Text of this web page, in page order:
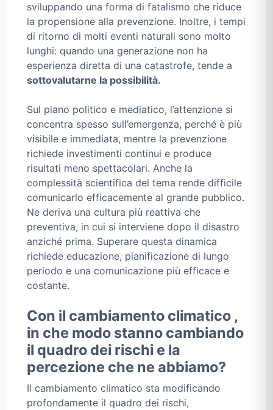
sviluppando una forma di fatalismo che riduce
la propensione alla prevenzione. Inoltre, i tempi
di ritorno di molti eventi naturali sono molto
lunghi: quando una generazione non ha
esperienza diretta di una catastrofe, tende a
sottovalutarne la possibilità.
Sul piano politico e mediatico, l’attenzione si
concentra spesso sull’emergenza, perché è più
visibile e immediata, mentre la prevenzione
richiede investimenti continui e produce
risultati meno spettacolari. Anche la
complessità scientifica del tema rende difficile
comunicarlo efficacemente al grande pubblico.
Ne deriva una cultura più reattiva che
preventiva, in cui si interviene dopo il disastro
anziché prima. Superare questa dinamica
richiede educazione, pianificazione di lungo
periodo e una comunicazione più efficace e
costante.
Con il cambiamento climatico ,
in che modo stanno cambiando
il quadro dei rischi e la
percezione che ne abbiamo?
Il cambiamento climatico sta modificando
profondamente il quadro dei rischi,